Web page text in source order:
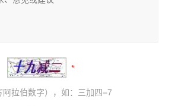
拉伯数字），如：三加四=7